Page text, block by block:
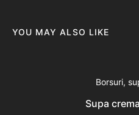
YOU MAY ALSO LIKE
Borsuri,
Supa